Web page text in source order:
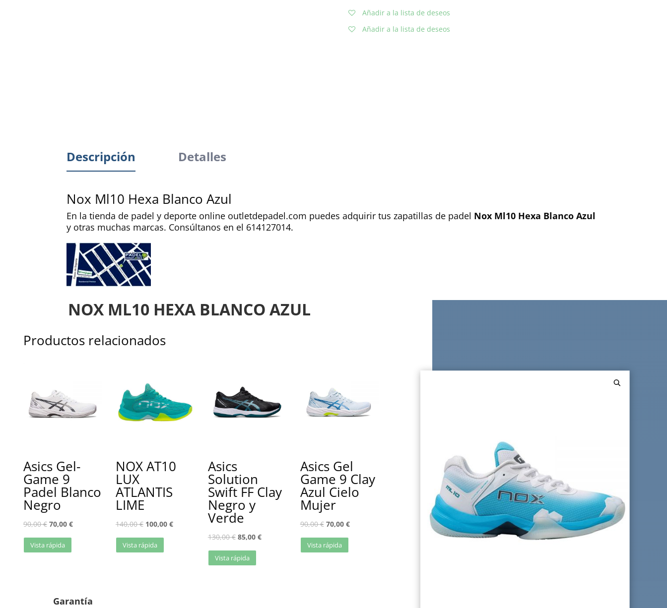
Añadir a la lista de deseos
Añadir a la lista de deseos
Descripción Detalles
Nox Ml10 Hexa Blanco Azul
En la tienda de padel y deporte online outletdepadel.com puedes adquirir tus zapatillas de padel Nox Ml10 Hexa Blanco Azul
y otras muchas marcas. Consúltanos en el 614127014.
NOX ML10 HEXA BLANCO AZUL
Productos relacionados
Asics Gel-
Game 9
Padel Blanco
Negro
90,00€ 70,00 €
Vista rápida
NOX AT10
LUX
ATLANTIS
LIME
140,00€ 100,00 €
Vista rápida
Asics
Solution
Swift FF Clay
Negro y
Verde
130,00€ 85,00 €
Vista rápida
Asics Gel
Game 9 Clay
Azul Cielo
Mujer
90,00€ 70,00 €
Vista rápida
Garantía